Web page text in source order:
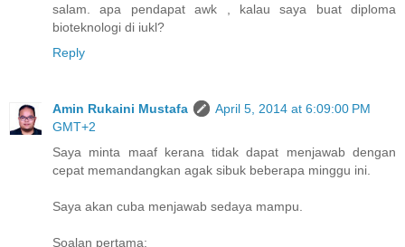
salam. apa pendapat awk , kalau saya buat diploma
bioteknologi di iukl?
Reply
Amin Rukaini Mustafa
April 5, 2014 at 6:09:00 PM
GMT+2
Saya minta maaf kerana tidak dapat menjawab dengan
cepat memandangkan agak sibuk beberapa minggu ini.
Saya akan cuba menjawab sedaya mampu.
Soalan pertama: